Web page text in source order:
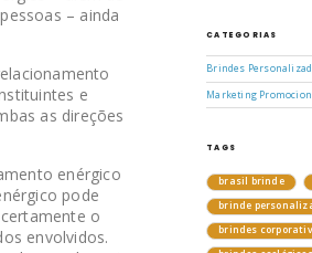
– ainda
e
as direções
enérgico
pode
o
envolvidos.
CATEGORIAS
Brindes
Marketing
TAGS
brasil brinde
brinde
brindes